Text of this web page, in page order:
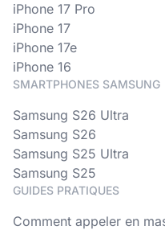
iPhone 17 Pro
iPhone 17
iPhone 17e
iPhone 16
SMARTPHONES SAMSUNG
Samsung S26 Ultra
Samsung S26
Samsung S25 Ultra
Samsung S25
GUIDES PRATIQUES
Comment appeler en